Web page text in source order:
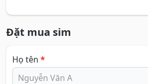
Đặt mua sim
Họ tên *